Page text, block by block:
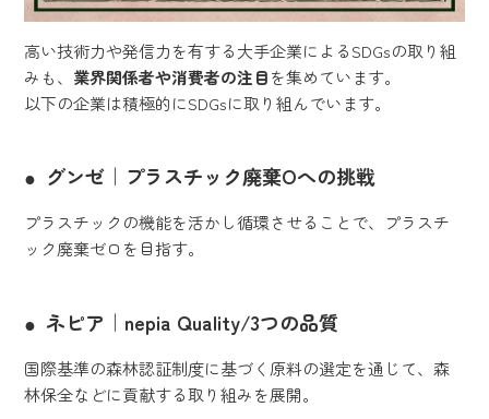
高い技術力や発信力を有する大手企業によるSDGsの取り組
みも、 業界関係者や消費者の注目を集めています。
以下の企業は積極的にSDGsに取り組んでいます。
グンゼ｜プラスチック廃棄Oへの挑戦
プラスチックの機能を活かし循環させることで、プラスチ
ック廃棄ゼロを目指す。
ネピア｜nepia Quality/3つの品質
国際基準の森林認証制度に基づく原料の選定を通じて、森
林保全などに貢献する取り組みを展開。